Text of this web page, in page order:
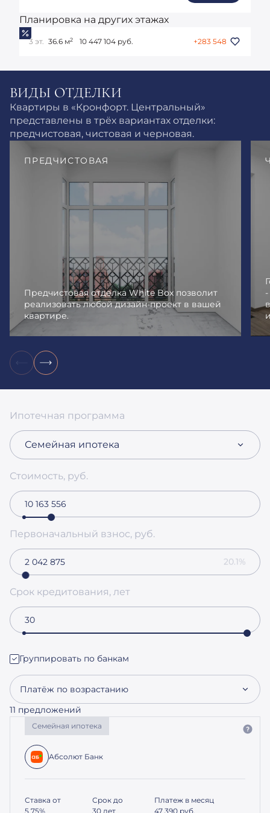
Планировка на других этажах
3 эт. 36.6 м2 10 447 104 руб. +283 548
ВИДЫ ОТДЕЛКИ
Квартиры в «Кронфорт. Центральный»
представлены в трёх вариантах отделки:
предчистовая, чистовая и черновая.
ПРЕДЧИСТОВАЯ
Предчистовая отделка White Box позволит
реализовать любой дизайн-проект в вашей
квартире.
Ипотечная программа
Семейная ипотека
Стоимость, руб.
Первоначальный взнос, руб.
20.1%
Срок кредитования, лет
Группировать по банкам
Платёж по возрастанию
11 предложений
Семейная ипотека
Абсолют Банк
Ставка от
5.75%
Срок до
30 лет
Платеж в месяц
47 390 руб.